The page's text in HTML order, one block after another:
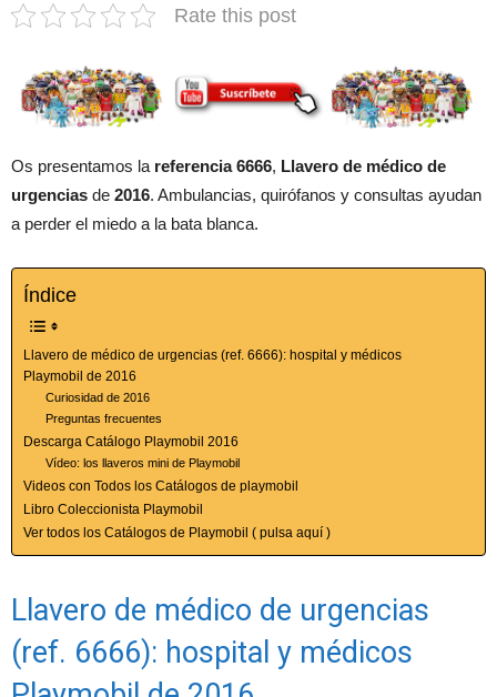
Rate this post
Os presentamos la referencia 6666, Llavero de médico de
urgencias de 2016. Ambulancias, quirófanos y consultas ayudan
a perder el miedo a la bata blanca.
Índice
Llavero de médico de urgencias (ref. 6666): hospital y médicos
Playmobil de 2016
Curiosidad de 2016
Preguntas frecuentes
Descarga Catálogo Playmobil 2016
Vídeo: los llaveros mini de Playmobil
Videos con Todos los Catálogos de playmobil
Libro Coleccionista Playmobil
Ver todos los Catálogos de Playmobil ( pulsa aquí )
Llavero de médico de urgencias
(ref. 6666): hospital y médicos